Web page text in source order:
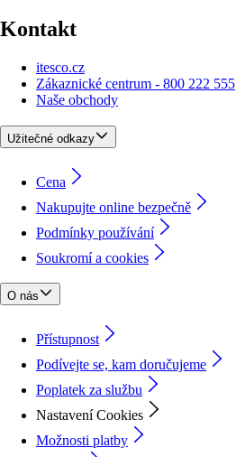
Kontakt
itesco.cz
Zákaznické centrum - 800 222 555
Naše obchody
Užitečné odkazy
Cena
Nakupujte online bezpečně
Podmínky používání
Soukromí a cookies
O nás
Přístupnost
Podívejte se, kam doručujeme
Poplatek za službu
Nastavení Cookies
Možnosti platby